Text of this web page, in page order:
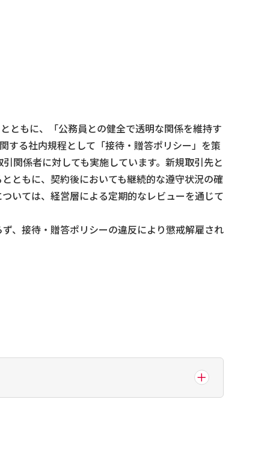
ともに、「公務員との健全で透明な関係を維持す
する社内規程として「接待・贈答ポリシー」を策
関係者に対しても実施しています。新規取引先と
ともに、契約後においても継続的な遵守状況の確
いては、経営層による定期的なレビューを通じて
、接待・贈答ポリシーの違反により懲戒解雇され